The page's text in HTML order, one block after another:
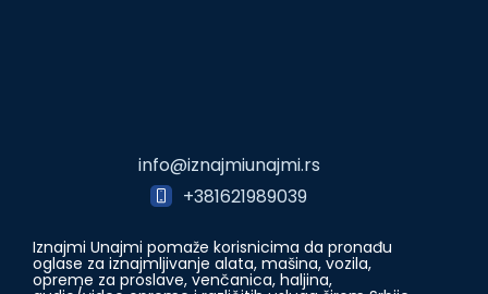
info@iznajmiunajmi.rs
+381621989039
Iznajmi Unajmi pomaže korisnicima da pronađu
oglase za iznajmljivanje alata, mašina, vozila,
opreme za proslave, venčanica, haljina,